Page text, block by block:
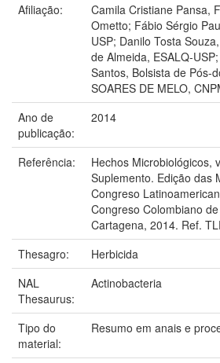
Afiliação:
Camila Cristiane Pansa,
Ometto; Fábio Sérgio
USP; Danilo Tosta
de Almeida, ESALQ-
Santos, Bolsista de Pós-
SOARES DE MELO,
Ano de
publicação:
2014
Referência:
Hechos Microbiológicos,
Suplemento. Edição das
Congreso
Congreso Colombiano
Cartagena, 2014. Ref.
Thesagro:
Herbicida
NAL
Thesaurus:
Actinobacteria
Tipo do
material:
Resumo em anais e